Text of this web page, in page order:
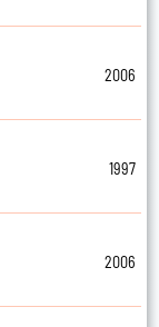
2006
1997
2006